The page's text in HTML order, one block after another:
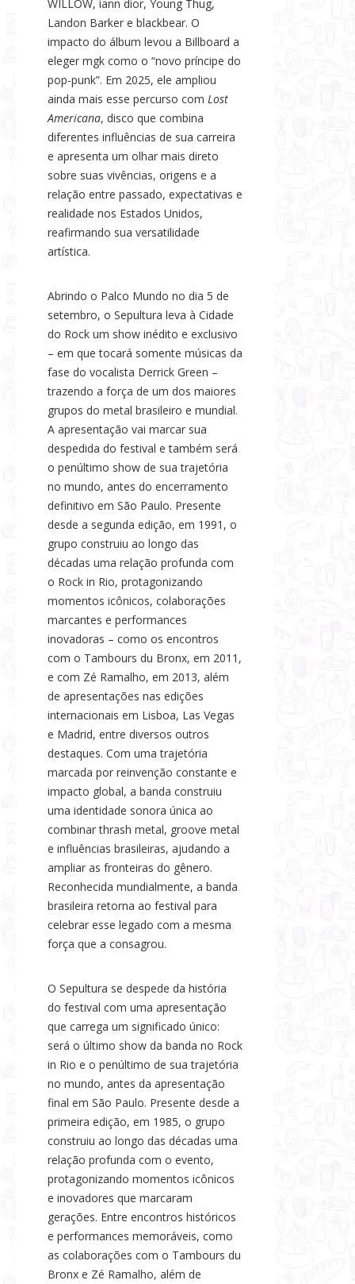
WILLOW, iann dior, Young Thug,
Landon Barker e blackbear. O
impacto do álbum levou a Billboard a
eleger mgk como o “novo príncipe do
pop-punk”. Em 2025, ele ampliou
ainda mais esse percurso com Lost
Americana, disco que combina
diferentes influências de sua carreira
e apresenta um olhar mais direto
sobre suas vivências, origens e a
relação entre passado, expectativas e
realidade nos Estados Unidos,
reafirmando sua versatilidade
artística.
Abrindo o Palco Mundo no dia 5 de
setembro, o Sepultura leva à Cidade
do Rock um show inédito e exclusivo
– em que tocará somente músicas da
fase do vocalista Derrick Green –
trazendo a força de um dos maiores
grupos do metal brasileiro e mundial.
A apresentação vai marcar sua
despedida do festival e também será
o penúltimo show de sua trajetória
no mundo, antes do encerramento
definitivo em São Paulo. Presente
desde a segunda edição, em 1991, o
grupo construiu ao longo das
décadas uma relação profunda com
o Rock in Rio, protagonizando
momentos icônicos, colaborações
marcantes e performances
inovadoras – como os encontros
com o Tambours du Bronx, em 2011,
e com Zé Ramalho, em 2013, além
de apresentações nas edições
internacionais em Lisboa, Las Vegas
e Madrid, entre diversos outros
destaques. Com uma trajetória
marcada por reinvenção constante e
impacto global, a banda construiu
uma identidade sonora única ao
combinar thrash metal, groove metal
e influências brasileiras, ajudando a
ampliar as fronteiras do gênero.
Reconhecida mundialmente, a banda
brasileira retorna ao festival para
celebrar esse legado com a mesma
força que a consagrou.
O Sepultura se despede da história
do festival com uma apresentação
que carrega um significado único:
será o último show da banda no Rock
in Rio e o penúltimo de sua trajetória
no mundo, antes da apresentação
final em São Paulo. Presente desde a
primeira edição, em 1985, o grupo
construiu ao longo das décadas uma
relação profunda com o evento,
protagonizando momentos icônicos
e inovadores que marcaram
gerações. Entre encontros históricos
e performances memoráveis, como
as colaborações com o Tambours du
Bronx e Zé Ramalho, além de